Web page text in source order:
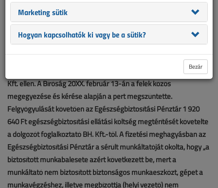
munkakörökben, a baleset idején mint betanított gépmunkás
dolgozott a kft-nél. 20XX. július 19-én munkavégzés közben
súlyos üzemi balesetet szenvedett. A balesetből kifolyólag 2 éven
keresztül keresőképtelen volt. Ez időszak alatt több alkalommal
kórházi kezelésben részesült. H. F., mint felperes 20XX. november
06-án kártérítési pert kezdeményezet korábbi munkáltatója, a BH.
Kft. ellen. A Bíróság 20XX. február 13-án a felek közös
megegyezése és kérése alapján a pert megszüntette.
Felgyógyulását követően az Egészségbiztosítási Pénztár 1 920
640 Ft egészségbiztosítási ellátási költség megtérítését követelte
a dolgozót foglalkoztató BH. Kft.-től. A fizetési meghagyásban az
Egészségbiztosítási Pénztár a sérült munkáltatóját okolta, hogy „a
biztosított munkabalesete azért következett be, mert a
munkáltató nem biztosított biztonságos munkaeszközt, gépet a
munkavégzéshez, illetve megbízottja (helyi vezető) nem
Marketing sütik
Hogyan kapcsolhatók ki vagy be a sütik?
Bezár